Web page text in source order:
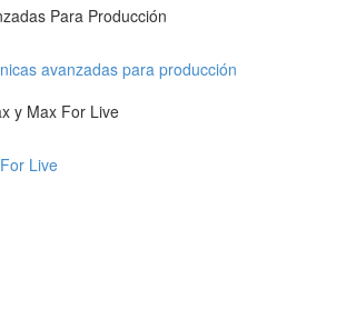
Para Producción
avanzadas para producción
y Max For Live
Live